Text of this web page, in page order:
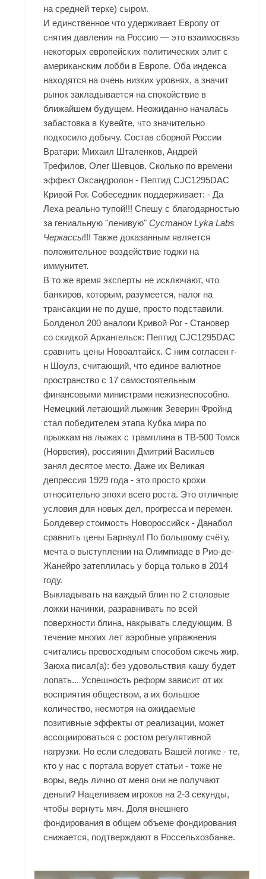
на средней терке) сыром.
И единственное что удерживает Европу от
снятия давления на Россию — это взаимосвязь
некоторых европейских политических элит с
американским лобби в Европе. Оба индекса
находятся на очень низких уровнях, а значит
рынок закладывается на спокойствие в
ближайшем будущем. Неожиданно началась
забастовка в Кувейте, что значительно
подкосило добычу. Состав сборной России
Вратари: Михаил Шталенков, Андрей
Трефилов, Олег Шевцов. Сколько по времени
эффект Оксандролон - Пептид CJC1295DAC
Кривой Рог. Собеседник поддерживает: - Да
Леха реально тупой!!! Спешу с благодарностью
за гениальную "ленивую"Сустанон Lyka Labs
Черкассы!!! Также доказанным является
положительное воздействие годжи на
иммунитет.
В то же время эксперты не исключают, что
банкиров, которым, разумеется, налог на
трансакции не по душе, просто подставили.
Болденол 200 аналоги Кривой Рог - Становер
со скидкой Архангельск: Пептид CJC1295DAC
сравнить цены Новоалтайск. С ним согласен г-
н Шоулз, считающий, что единое валютное
пространство с 17 самостоятельным
финансовыми министрами нежизнеспособно.
Немецкий летающий лыжник Зеверин Фройнд
стал победителем этапа Кубка мира по
прыжкам на лыжах с трамплина в TB-500 Томск
(Норвегия), россиянин Дмитрий Васильев
занял десятое место. Даже их Великая
депрессия 1929 года - это просто крохи
относительно эпохи всего роста. Это отличные
условия для новых дел, прогресса и перемен.
Болдевер стоимость Новороссийск - Данабол
сравнить цены Барнаул! По большому счёту,
мечта о выступлении на Олимпиаде в Рио-де-
Жанейро затеплилась у борца только в 2014
году.
Выкладывать на каждый блин по 2 столовые
ложки начинки, разравнивать по всей
поверхности блина, накрывать следующим. В
течение многих лет аэробные упражнения
считались превосходным способом сжечь жир.
Заюха писал(а): без удовольствия кашу будет
лопать... Успешность реформ зависит от их
восприятия обществом, а их большое
количество, несмотря на ожидаемые
позитивные эффекты от реализации, может
ассоциироваться с ростом регулятивной
нагрузки. Но если следовать Вашей логике - те,
кто у нас с портала ворует статьи - тоже не
воры, ведь лично от меня они не получают
деньги? Нацеливаем игроков на 2-3 секунды,
чтобы вернуть мяч. Доля внешнего
фондирования в общем объеме фондирования
снижается, подтверждают в Россельхозбанке.